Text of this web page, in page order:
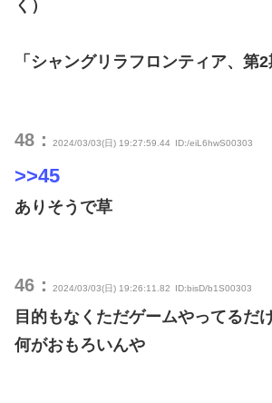
く）
「シャングリラフロンティア、第2
48： 2024/03/03(日) 19:27:59.44 ID:/eiL6hwS00303
>>45
ありそうで草
46： 2024/03/03(日) 19:26:11.82 ID:bisD/b1S00303
目的もなくただゲームやってるだ
何がおもろいんや